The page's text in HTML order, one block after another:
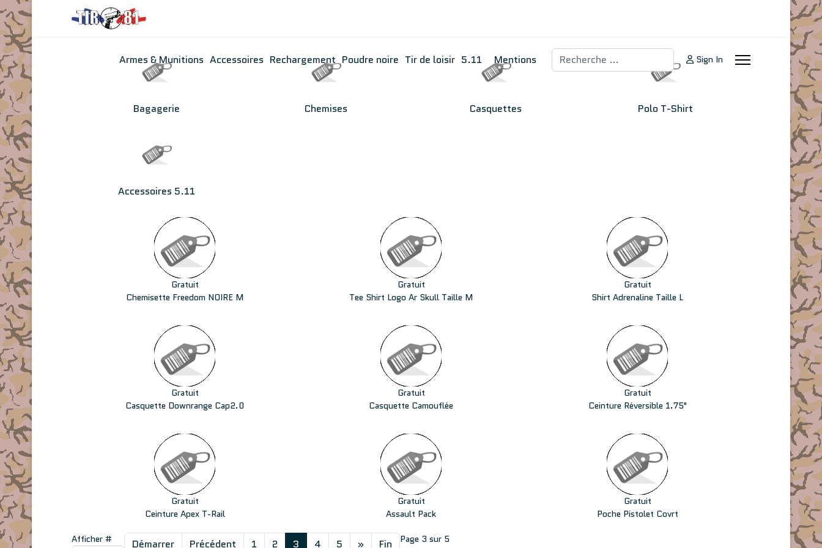
Armes & Munitions Accessoires Rechargement Poudre noire Tir de loisir 5.11 Mentions Rechercher Sign In
Bagagerie Chemises Casquettes Polo T-Shirt
Accessoires 5.11
Gratuit
Chemisette Freedom NOIRE M
Gratuit
Tee Shirt Logo Ar Skull Taille M
Gratuit
Shirt Adrenaline Taille L
Gratuit
Casquette Downrange Cap2.0
Gratuit
Casquette Camouflée
Gratuit
Ceinture Réversible 1.75"
Gratuit
Ceinture Apex T-Rail
Gratuit
Assault Pack
Gratuit
Poche Pistolet Covrt
Afficher # Démarrer Précédent 1 2 3 4 5 » Fin Page 3 sur 5